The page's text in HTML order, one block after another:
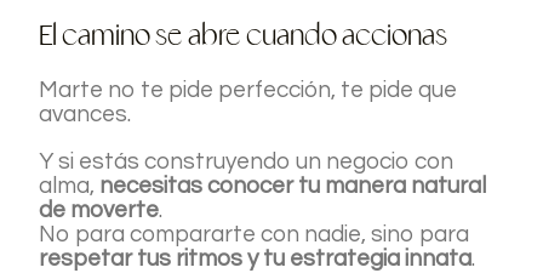
El camino se abre cuando accionas
Marte no te pide perfección, te pide que
avances.
Y si estás construyendo un negocio con
alma, necesitas conocer tu manera natural
de moverte.
No para compararte con nadie, sino para
respetar tus ritmos y tu estrategia innata.